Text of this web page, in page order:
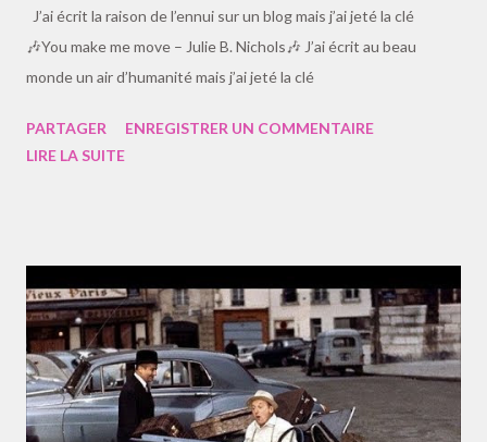
française. La corruption et la médiocrité profitent de nos
tempéraments enfantins. Si ces éditeurs étaient si savants et
géniaux, ils ne feraient pas ce métier, pas autant. C’est...
J’ai écrit la raison de l’ennui sur un blog mais j’ai jeté la clé
🎶You make me move – Julie B. Nichols🎶 J’ai écrit au beau
monde un air d’humanité mais j’ai jeté la clé
PARTAGER
ENREGISTRER UN COMMENTAIRE
LIRE LA SUITE